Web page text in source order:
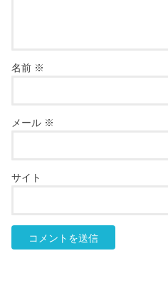
名前 ※
メール ※
サイト